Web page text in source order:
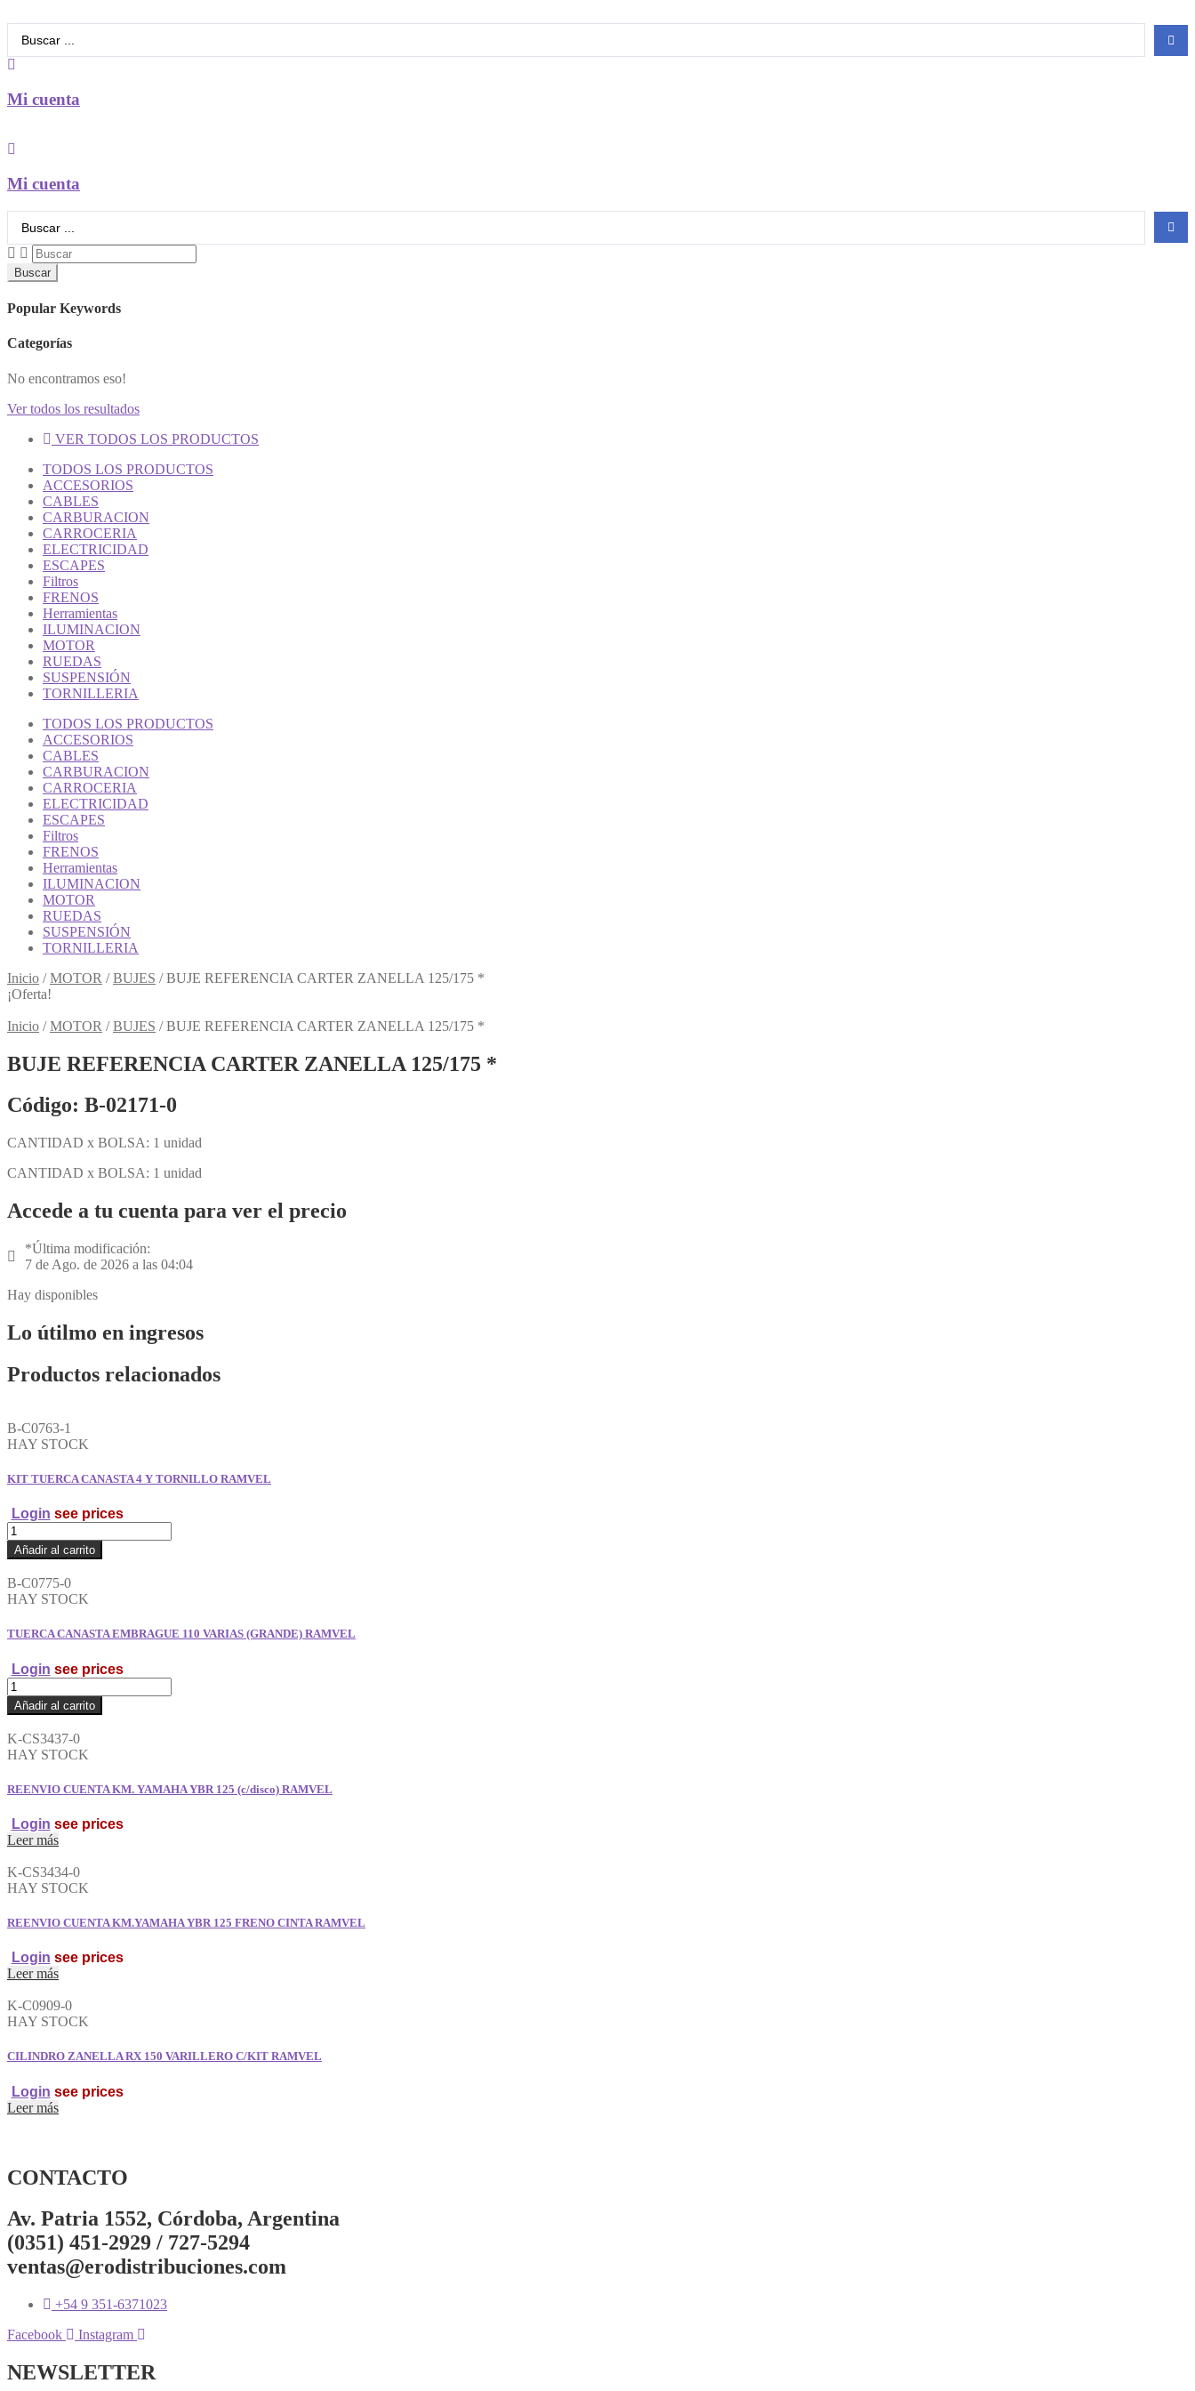
Mi cuenta
Mi cuenta
Buscar
Popular Keywords
Categorías
No encontramos eso!
Ver todos los resultados
VER TODOS LOS PRODUCTOS
TODOS LOS PRODUCTOS
ACCESORIOS
CABLES
CARBURACION
CARROCERIA
ELECTRICIDAD
ESCAPES
Filtros
FRENOS
Herramientas
ILUMINACION
MOTOR
RUEDAS
SUSPENSIÓN
TORNILLERIA
TODOS LOS PRODUCTOS
ACCESORIOS
CABLES
CARBURACION
CARROCERIA
ELECTRICIDAD
ESCAPES
Filtros
FRENOS
Herramientas
ILUMINACION
MOTOR
RUEDAS
SUSPENSIÓN
TORNILLERIA
Inicio /MOTOR /BUJES /BUJE REFERENCIA CARTER ZANELLA 125/175 *
¡Oferta!
Inicio /MOTOR /BUJES /BUJE REFERENCIA CARTER ZANELLA 125/175 *
BUJE REFERENCIA CARTER ZANELLA 125/175 *
Código: B-02171-0
CANTIDAD x BOLSA: 1 unidad
CANTIDAD x BOLSA: 1 unidad
Accede a tu cuenta para ver el precio
*Última modificación:
7 de Ago. de 2026 a las 04:04
Hay disponibles
Lo útilmo en ingresos
Productos relacionados
B-C0763-1
HAY STOCK
KIT TUERCA CANASTA 4 Y TORNILLO RAMVEL
Login see prices
KIT
TUERCA
CANASTA
4
Y
TORNILLO
cantidad
Añadir al carrito
B-C0775-0
HAY STOCK
TUERCA CANASTA EMBRAGUE 110 VARIAS (GRANDE) RAMVEL
Login see prices
TUERCA
CANASTA
EMBRAGUE
110
VARIAS
(GRANDE)
cantidad
Añadir al carrito
K-CS3437-0
HAY STOCK
REENVIO CUENTA KM. YAMAHA YBR 125 (c/disco) RAMVEL
Login see prices
Leer más
K-CS3434-0
HAY STOCK
REENVIO CUENTA KM.YAMAHA YBR 125 FRENO CINTA RAMVEL
Login see prices
Leer más
K-C0909-0
HAY STOCK
CILINDRO ZANELLA RX 150 VARILLERO C/KIT RAMVEL
Login see prices
Leer más
CONTACTO
Av. Patria 1552, Córdoba, Argentina
(0351) 451-2929 / 727-5294
ventas@erodistribuciones.com
+54 9 351-6371023
Facebook
Instagram
NEWSLETTER